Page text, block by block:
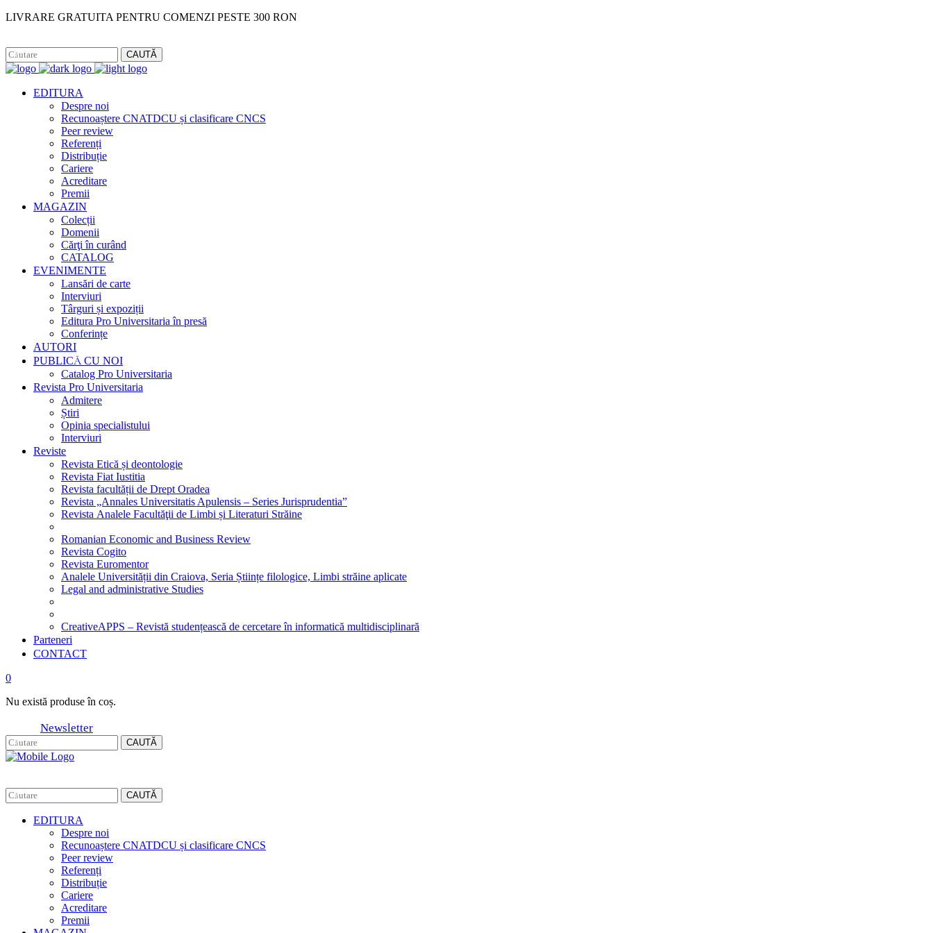
LIVRARE GRATUITA PENTRU COMENZI PESTE 300 RON
CAUTĂ
EDITURA
Despre noi
Recunoaștere CNATDCU și clasificare CNCS
Peer review
Referenți
Distribuție
Cariere
Acreditare
Premii
MAGAZIN
Colecții
Domenii
Cărţi în curând
CATALOG
EVENIMENTE
Lansări de carte
Interviuri
Târguri și expoziții
Editura Pro Universitaria în presă
Conferințe
AUTORI
PUBLICĂ CU NOI
Catalog Pro Universitaria
Revista Pro Universitaria
Admitere
Știri
Opinia specialistului
Interviuri
Reviste
Revista Etică și deontologie
Revista Fiat Iustitia
Revista facultății de Drept Oradea
Revista „Annales Universitatis Apulensis – Series Jurisprudentia”
Revista Analele Facultăţii de Limbi și Literaturi Străine
Romanian Economic and Business Review
Revista Cogito
Revista Euromentor
Analele Universității din Craiova, Seria Științe filologice, Limbi străine aplicate
Legal and administrative Studies
CreativeAPPS – Revistă studențească de cercetare în informatică multidisciplinară
Parteneri
CONTACT
0
Nu există produse în coș.
Newsletter
CAUTĂ
CAUTĂ
EDITURA
Despre noi
Recunoaștere CNATDCU și clasificare CNCS
Peer review
Referenți
Distribuție
Cariere
Acreditare
Premii